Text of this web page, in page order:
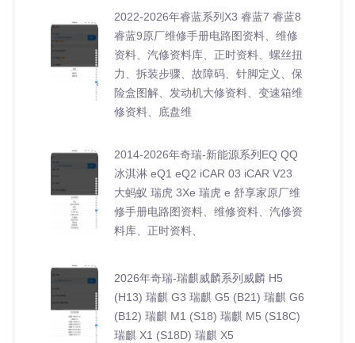
2022-2026年睿蓝系列X3 睿蓝7 睿蓝8
睿蓝9原厂维修手册电路图资料、维修
资料、汽修资料库、正时资料、螺丝扭
力、拆装步骤、故障码、针脚定义、保
险盒图解、发动机大修资料、变速箱维
修资料、底盘维
2014-2026年奇瑞-新能源系列EQ QQ
冰淇淋 eQ1 eQ2 iCAR 03 iCAR V23
大蚂蚁 瑞虎 3Xe 瑞虎 e 舒享家原厂维
修手册电路图资料、维修资料、汽修资
料库、正时资料、
2026年奇瑞-瑞麒威麟系列威麟 H5
(H13) 瑞麒 G3 瑞麒 G5 (B21) 瑞麒 G6
(B12) 瑞麒 M1 (S18) 瑞麒 M5 (S18C)
瑞麒 X1 (S18D) 瑞麒 X5